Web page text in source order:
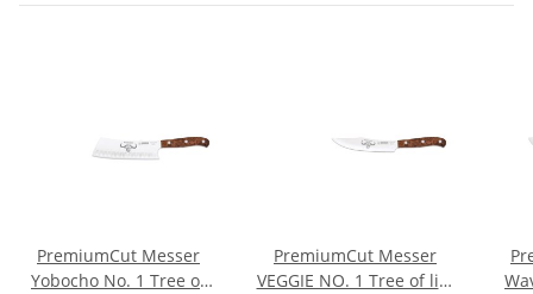
PremiumCut Messer
Yobocho No. 1 Tree of
PremiumCut Messer
VEGGIE NO. 1 Tree of life